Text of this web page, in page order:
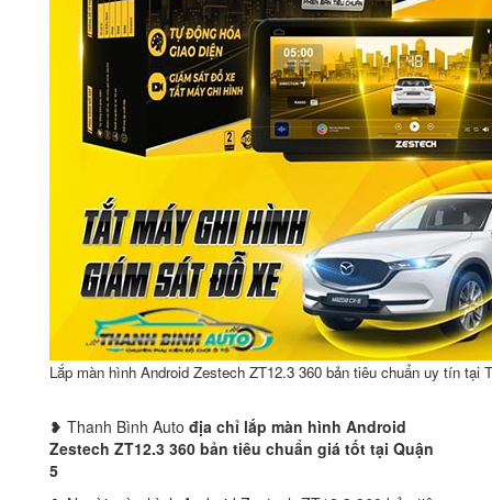
Lắp màn hình Android Zestech ZT12.3 360 bản tiêu chuẩn uy tín tại
❥ Thanh Bình Auto địa chỉ lắp màn hình Android
Zestech ZT12.3 360 bản tiêu chuẩn giá tốt tại Quận
5